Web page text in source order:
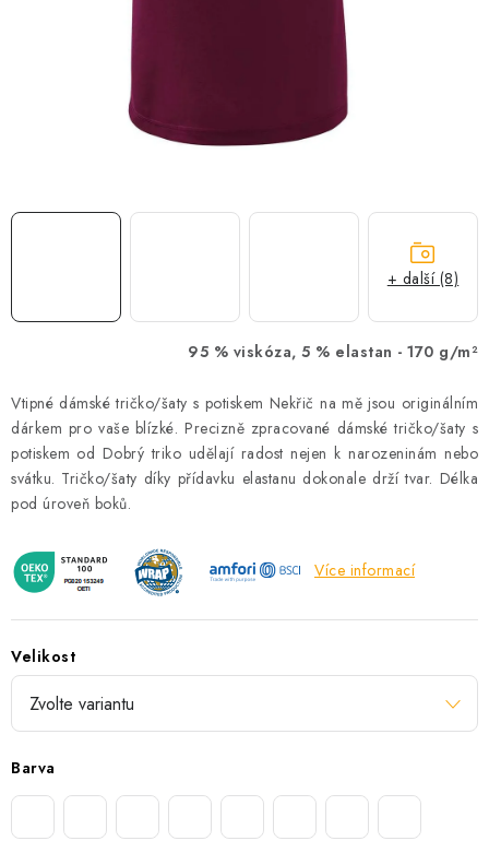
PROVIZNÍ SYSTÉM
Časté otázky
Obchodní podmínky
95 % viskóza, 5 % elastan - 170 g/m²
Vtipné dámské tričko/šaty s potiskem Nekřič na mě jsou originálním
dárkem pro vaše blízké. Precizně zpracované dámské tričko/šaty s
potiskem od Dobrý triko udělají radost nejen k narozeninám nebo
svátku. Tričko/šaty díky přídavku elastanu dokonale drží tvar. Délka
pod úroveň boků.
Více informací
Velikost
Barva
+ další (8)